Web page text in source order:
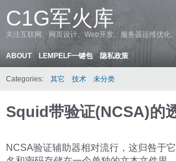
C1G军火库
关注互联网、网页设计、Web开发、服务器运维优
ABOUT LEMPELF一键包 隐私政策
Categories: 其它 技术 未分类
Squid带验证(NCSA)的
NCSA验证辅助器相对流行，这归咎于